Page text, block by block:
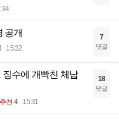
공개
15:32
7
댓글
징수에 개빡친 체납
추천 4 15:31
18
댓글